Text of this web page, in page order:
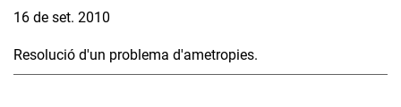
16 de set. 2010
Resolució d'un problema d'ametropies.